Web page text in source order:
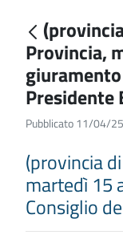
Provincia,
Presidente
Pubblicato 11/04/25
(provincia
martedì 15
Consiglio